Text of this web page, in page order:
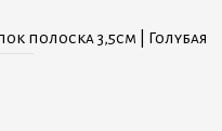
полоска 3,5см | Голубая